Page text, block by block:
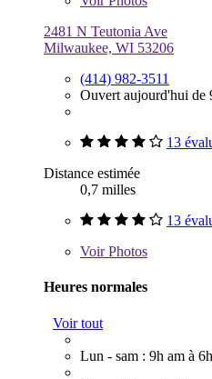
2481 N Teutonia Ave
Milwaukee, WI 53206
(414) 982-3511
Ouvert aujourd'hui de
13
Distance estimée
0,7 milles
13
VoirPhotos
Heures normales
Voir tout
Lun - sam : 9h am à